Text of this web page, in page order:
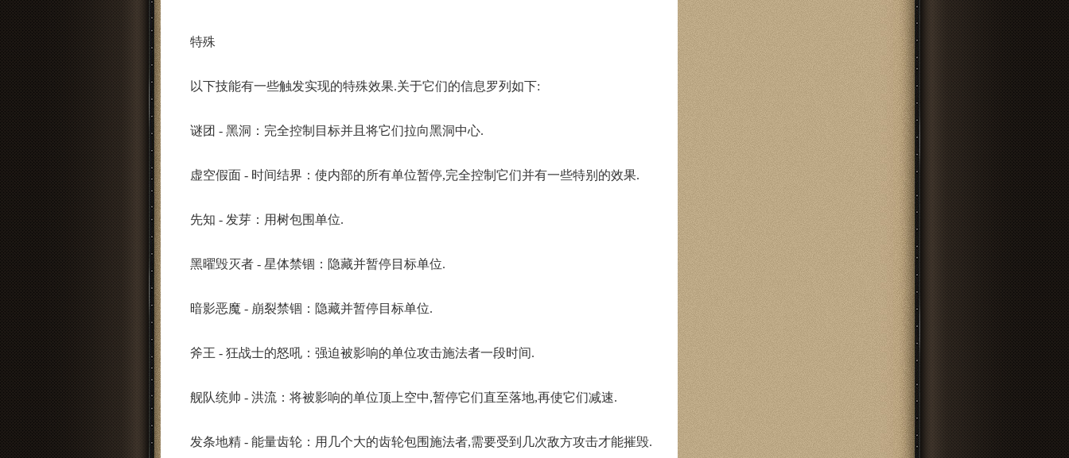
特殊
以下技能有一些触发实现的特殊效果.关于它们的信息罗列如下:
谜团 - 黑洞：完全控制目标并且将它们拉向黑洞中心.
虚空假面 - 时间结界：使内部的所有单位暂停,完全控制它们并有一些特别的效果.
先知 - 发芽：用树包围单位.
黑曜毁灭者 - 星体禁锢：隐藏并暂停目标单位.
暗影恶魔 - 崩裂禁锢：隐藏并暂停目标单位.
斧王 - 狂战士的怒吼：强迫被影响的单位攻击施法者一段时间.
舰队统帅 - 洪流：将被影响的单位顶上空中,暂停它们直至落地,再使它们减速.
发条地精 - 能量齿轮：用几个大的齿轮包围施法者,需要受到几次敌方攻击才能摧毁.